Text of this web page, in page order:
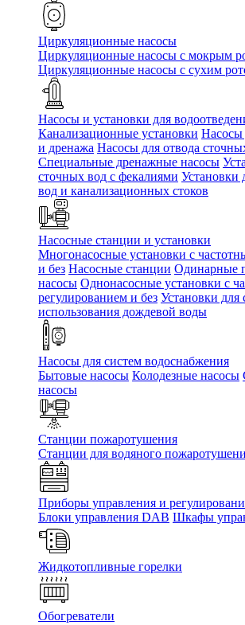
Циркуляционные насосы
Циркуляционные насосы с мокрым
Циркуляционные насосы с сухим
Насосы и установки для
Канализационные установки Насосы
и дренажа Насосы для отвода
Специальные дренажные насосы
сточных вод c фекалиями Установки
вод и канализационных стоков
Насосные станции и установки
Многонасосные установки с
и без Насосные станции Одинарные
насосы Однонасосные установки с
регулированием и без Установки для
использования дождевой воды
Насосы для систем водоснабжения
Бытовые насосы Колодезные насосы
насосы
Станции пожаротушения
Станции для водяного
Приборы управления и
Блоки управления DAB Шкафы
Жидкотопливные горелки
Обогреватели